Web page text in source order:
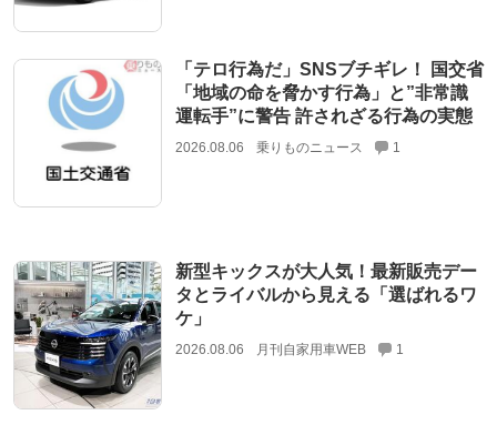
「テロ行為だ」SNSブチギレ！ 国交省
「地域の命を脅かす行為」と”非常識
運転手”に警告 許されざる行為の実態
2026.08.06 乗りものニュース 1
新型キックスが大人気！最新販売デー
タとライバルから見える「選ばれるワ
ケ」
2026.08.06 月刊自家用車WEB 1